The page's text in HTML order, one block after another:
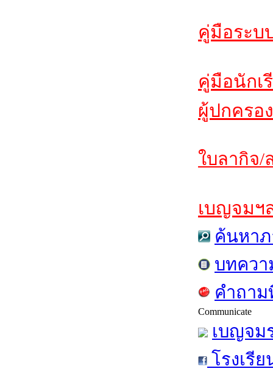
คู่มือระบ
คู่มือนักเ
ผู้ปกครอ
ใบลากิจ/
เบญจมฯ
ค้นหาภ
บทควา
คำถา
Communicate
เบญจม
โรงเรี